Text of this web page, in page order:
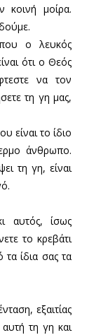
κοινή μοίρα.
ο λευκός
ότι ο Θεός
να τον
τη γη μας,
είναι το ίδιο
άνθρωπο.
τη γη, είναι
αυτός, ίσως
το κρεβάτι
ίδια σας τα
εξαιτίας
τη γη και